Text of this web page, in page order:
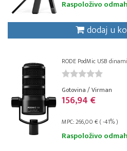
Raspoloživo odmah
dodaj u
RODE PodMic USB
Gotovina / Virman
156,94 €
MPC: 266,00 € ( -41% )
Raspoloživo odmah